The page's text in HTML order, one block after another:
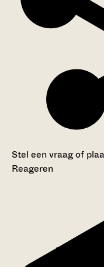
Stel een vraag of
Reageren